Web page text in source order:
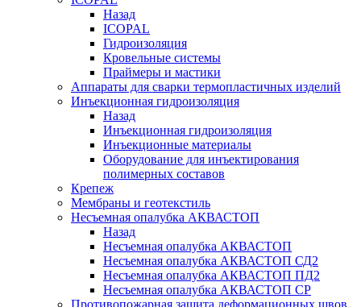
Назад
ICOPAL
Гидроизоляция
Кровельные системы
Праймеры и мастики
Аппараты для сварки термопластичных изделий
Инъекционная гидроизоляция
Назад
Инъекционная гидроизоляция
Инъекционные материалы
Оборудование для инъектирования
полимерных составов
Крепеж
Мембраны и геотекстиль
Несъемная опалубка АКВАСТОП
Назад
Несъемная опалубка АКВАСТОП
Несъемная опалубка АКВАСТОП СД2
Несъемная опалубка АКВАСТОП ПД2
Несъемная опалубка АКВАСТОП СР
Противопожарная защита деформационных швов